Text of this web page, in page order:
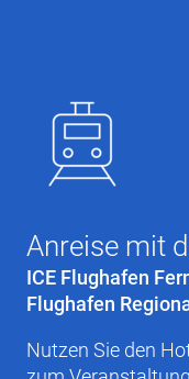
Anreise mit
ICE Flughafen
Flughafen
Nutzen Sie den